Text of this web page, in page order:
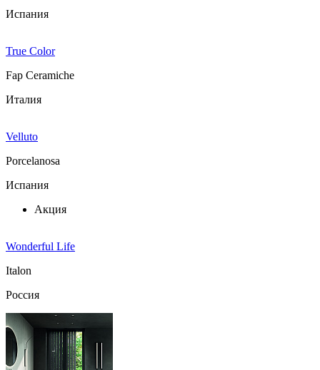
Испания
True Color
Fap Ceramiche
Италия
Velluto
Porcelanosa
Испания
Акция
Wonderful Life
Italon
Россия